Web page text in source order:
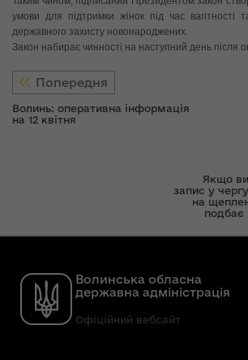
умови для підтримки жінок під час вагітності
державного захисту новонароджених.
Закон набирає чинності на наступний день після
Попередня
Волинь: оперативна інформація
на 12 квітня
Якщо
запис у
на
подбає
Волинська обласна
державна адміністрація
Офіційний вебсайт